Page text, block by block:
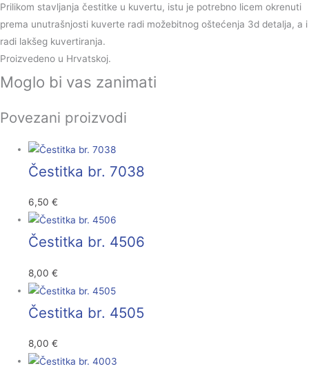
Prilikom stavljanja čestitke u kuvertu, istu je potrebno licem okrenuti
prema unutrašnjosti kuverte radi možebitnog oštećenja 3d detalja, a i
radi lakšeg kuvertiranja.
Proizvedeno u Hrvatskoj.
Moglo bi vas zanimati
Povezani proizvodi
Čestitka br. 7038
6,50€
Čestitka br. 4506
8,00€
Čestitka br. 4505
8,00€